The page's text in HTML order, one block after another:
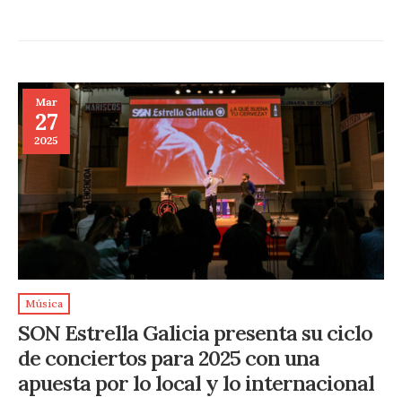
Mar
27
2025
Música
SON Estrella Galicia presenta su ciclo
de conciertos para 2025 con una
apuesta por lo local y lo internacional